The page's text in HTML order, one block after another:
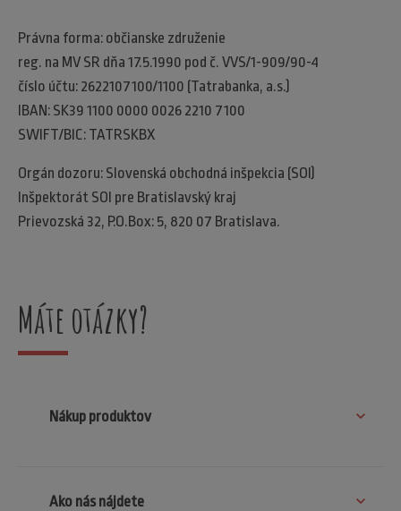
Právna forma: občianske združenie
reg. na MV SR dňa 17.5.1990 pod č. VVS/1-909/90-4
číslo účtu: 2622107100/1100 (Tatrabanka, a.s.)
IBAN: SK39 1100 0000 0026 2210 7100
SWIFT/BIC: TATRSKBX
Orgán dozoru: Slovenská obchodná inšpekcia (SOI)​
Inšpektorát SOI pre Bratislavský kraj​
Prievozská 32, P.O.Box: 5, 820 07 Bratislava.
Máte otázky?
Nákup produktov
Ako nás nájdete